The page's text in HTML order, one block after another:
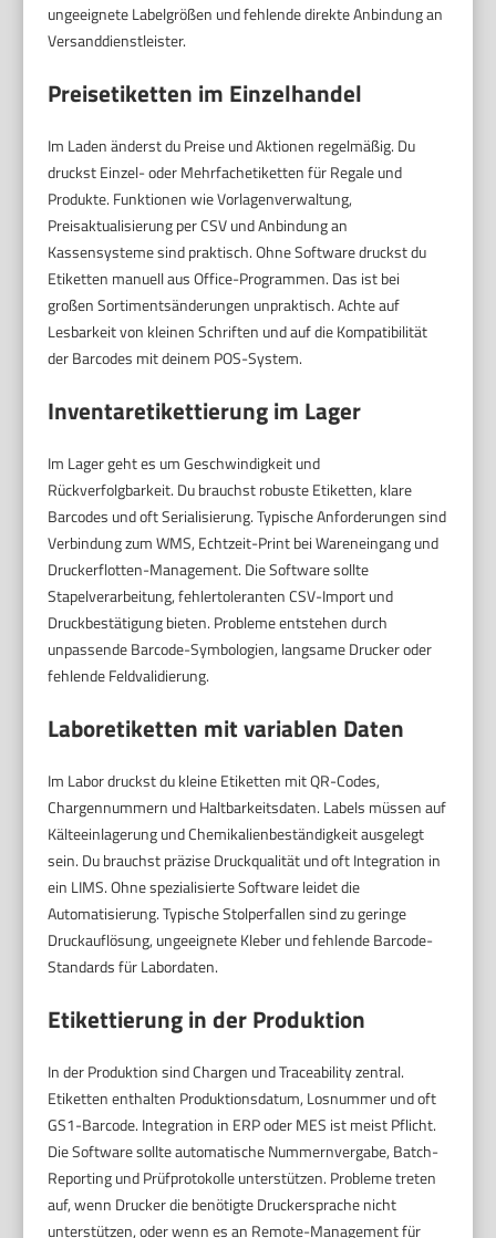
ungeeignete Labelgrößen und fehlende direkte Anbindung an
Versanddienstleister.
Preisetiketten im Einzelhandel
Im Laden änderst du Preise und Aktionen regelmäßig. Du
druckst Einzel- oder Mehrfachetiketten für Regale und
Produkte. Funktionen wie Vorlagenverwaltung,
Preisaktualisierung per CSV und Anbindung an
Kassensysteme sind praktisch. Ohne Software druckst du
Etiketten manuell aus Office-Programmen. Das ist bei
großen Sortimentsänderungen unpraktisch. Achte auf
Lesbarkeit von kleinen Schriften und auf die Kompatibilität
der Barcodes mit deinem POS-System.
Inventaretikettierung im Lager
Im Lager geht es um Geschwindigkeit und
Rückverfolgbarkeit. Du brauchst robuste Etiketten, klare
Barcodes und oft Serialisierung. Typische Anforderungen sind
Verbindung zum WMS, Echtzeit-Print bei Wareneingang und
Druckerflotten-Management. Die Software sollte
Stapelverarbeitung, fehlertoleranten CSV-Import und
Druckbestätigung bieten. Probleme entstehen durch
unpassende Barcode-Symbologien, langsame Drucker oder
fehlende Feldvalidierung.
Laboretiketten mit variablen Daten
Im Labor druckst du kleine Etiketten mit QR-Codes,
Chargennummern und Haltbarkeitsdaten. Labels müssen auf
Kälteeinlagerung und Chemikalienbeständigkeit ausgelegt
sein. Du brauchst präzise Druckqualität und oft Integration in
ein LIMS. Ohne spezialisierte Software leidet die
Automatisierung. Typische Stolperfallen sind zu geringe
Druckauflösung, ungeeignete Kleber und fehlende Barcode-
Standards für Labordaten.
Etikettierung in der Produktion
In der Produktion sind Chargen und Traceability zentral.
Etiketten enthalten Produktionsdatum, Losnummer und oft
GS1-Barcode. Integration in ERP oder MES ist meist Pflicht.
Die Software sollte automatische Nummernvergabe, Batch-
Reporting und Prüfprotokolle unterstützen. Probleme treten
auf, wenn Drucker die benötigte Druckersprache nicht
unterstützen, oder wenn es an Remote-Management für